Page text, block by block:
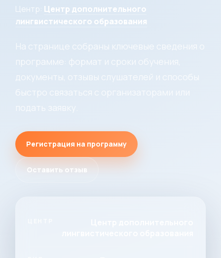
Центр: Центр дополнительного
лингвистического образования
На странице собраны ключевые сведения о
программе: формат и сроки обучения,
документы, отзывы слушателей и способы
быстро связаться с организаторами или
подать заявку.
Регистрация на программу
Оставить отзыв